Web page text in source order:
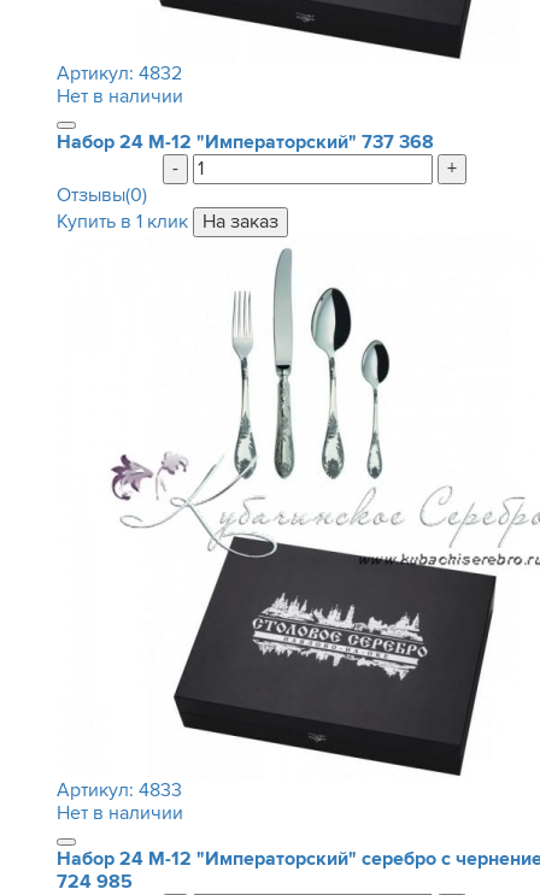
Артикул:4832
Нет в наличии
Набор 24 М-12 "Императорский"737 368
-
+
Отзывы(0)
Купить в 1 клик
Артикул:4833
Нет в наличии
Набор 24 М-12 "Императорский" серебро с
724 985